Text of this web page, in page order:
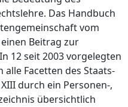
Das Handbuch
vom
Beitrag zur
12 seit 2003 vorgelegten
Facetten des Staats-
durch ein Personen-,
übersichtlich